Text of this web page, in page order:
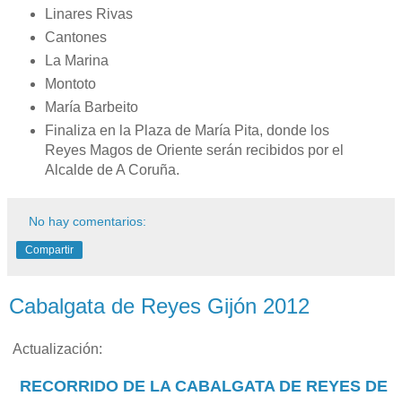
Linares Rivas
Cantones
La Marina
Montoto
María Barbeito
Finaliza en la Plaza de María Pita, donde los
Reyes Magos de Oriente serán recibidos por el
Alcalde de A Coruña.
No hay comentarios:
Compartir
Cabalgata de Reyes Gijón 2012
Actualización:
RECORRIDO DE LA CABALGATA DE REYES DE